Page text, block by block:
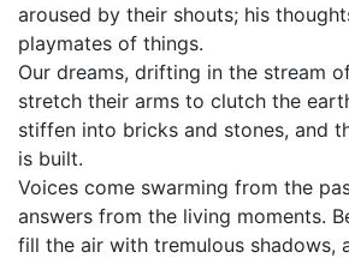
aroused by their shouts; his
playmates of things.
Our dreams, drifting in the stream
stretch their arms to clutch the
stiffen into bricks and stones, and
is built.
Voices come swarming from the
answers from the living moments.
fill the air with tremulous shadows,